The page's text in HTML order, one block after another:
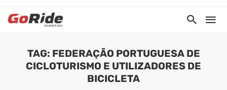
TAG: FEDERAÇÃO PORTUGUESA DE
CICLOTURISMO E UTILIZADORES DE
BICICLETA